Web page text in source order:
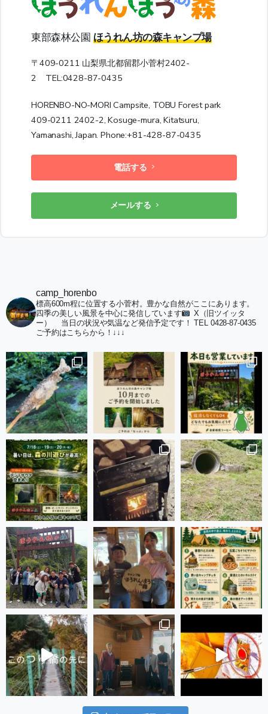
東部森林公園 ほうれん坊の森キャンプ場
〒409-0211 山梨県北都留郡小菅村2402-
2 TEL:0428-87-0435
HORENBO-NO-MORI Campsite, TOBU Forest park
409-0211 2402-2, Kosuge-mura, Kitatsuru,
Yamanashi, Japan. Phone:+81-428-87-0435
電話する
メールする
camp_horenbo
標高600m程に位置する小菅村。豊かな自然がここにあります。
四季の美しい風景を中心に発信しています
X（旧ツイッタ
ー）
当日の状況や気温など発信予定です！ TEL 0428-87-0435
ご予約はこちらから！↓↓↓